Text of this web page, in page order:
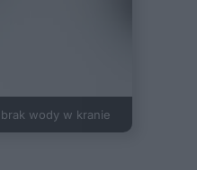
wody w kranie